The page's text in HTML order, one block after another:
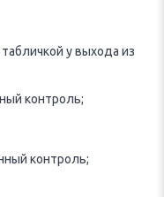
у выхода из
контроль;
контроль;